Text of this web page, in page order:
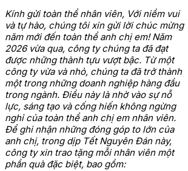
Kính gửi toàn thể nhân viên, Với niềm vui
và tự hào, chúng tôi xin gửi lời chúc mừng
năm mới đến toàn thể anh chị em! Năm
2026 vừa qua, công ty chúng ta đã đạt
được những thành tựu vượt bậc. Từ một
công ty vừa và nhỏ, chúng ta đã trở thành
một trong những doanh nghiệp hàng đầu
trong ngành. Điều này là nhờ vào sự nỗ
lực, sáng tạo và cống hiến không ngừng
nghỉ của toàn thể anh chị em nhân viên.
Để ghi nhận những đóng góp to lớn của
anh chị, trong dịp Tết Nguyên Đán này,
công ty xin trao tặng mỗi nhân viên một
phần quà đặc biệt, bao gồm: